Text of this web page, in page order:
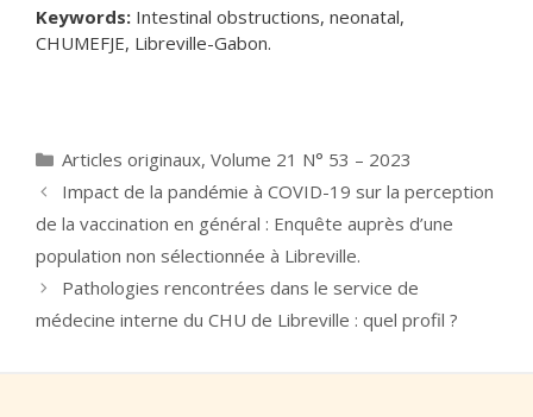
Keywords: Intestinal obstructions, neonatal,
CHUMEFJE, Libreville-Gabon.
Catégories
Articles originaux, Volume 21 N° 53 – 2023
Impact de la pandémie à COVID-19 sur la perception
de la vaccination en général : Enquête auprès d’une
population non sélectionnée à Libreville.
Pathologies rencontrées dans le service de
médecine interne du CHU de Libreville : quel profil ?